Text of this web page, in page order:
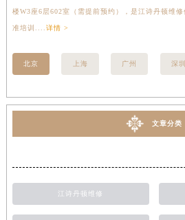
楼W3座6层602室（需提前预约），是江诗丹顿维
准培训.... 详情 >
北京 上海 广州 深圳
文章分类
江诗丹顿维修